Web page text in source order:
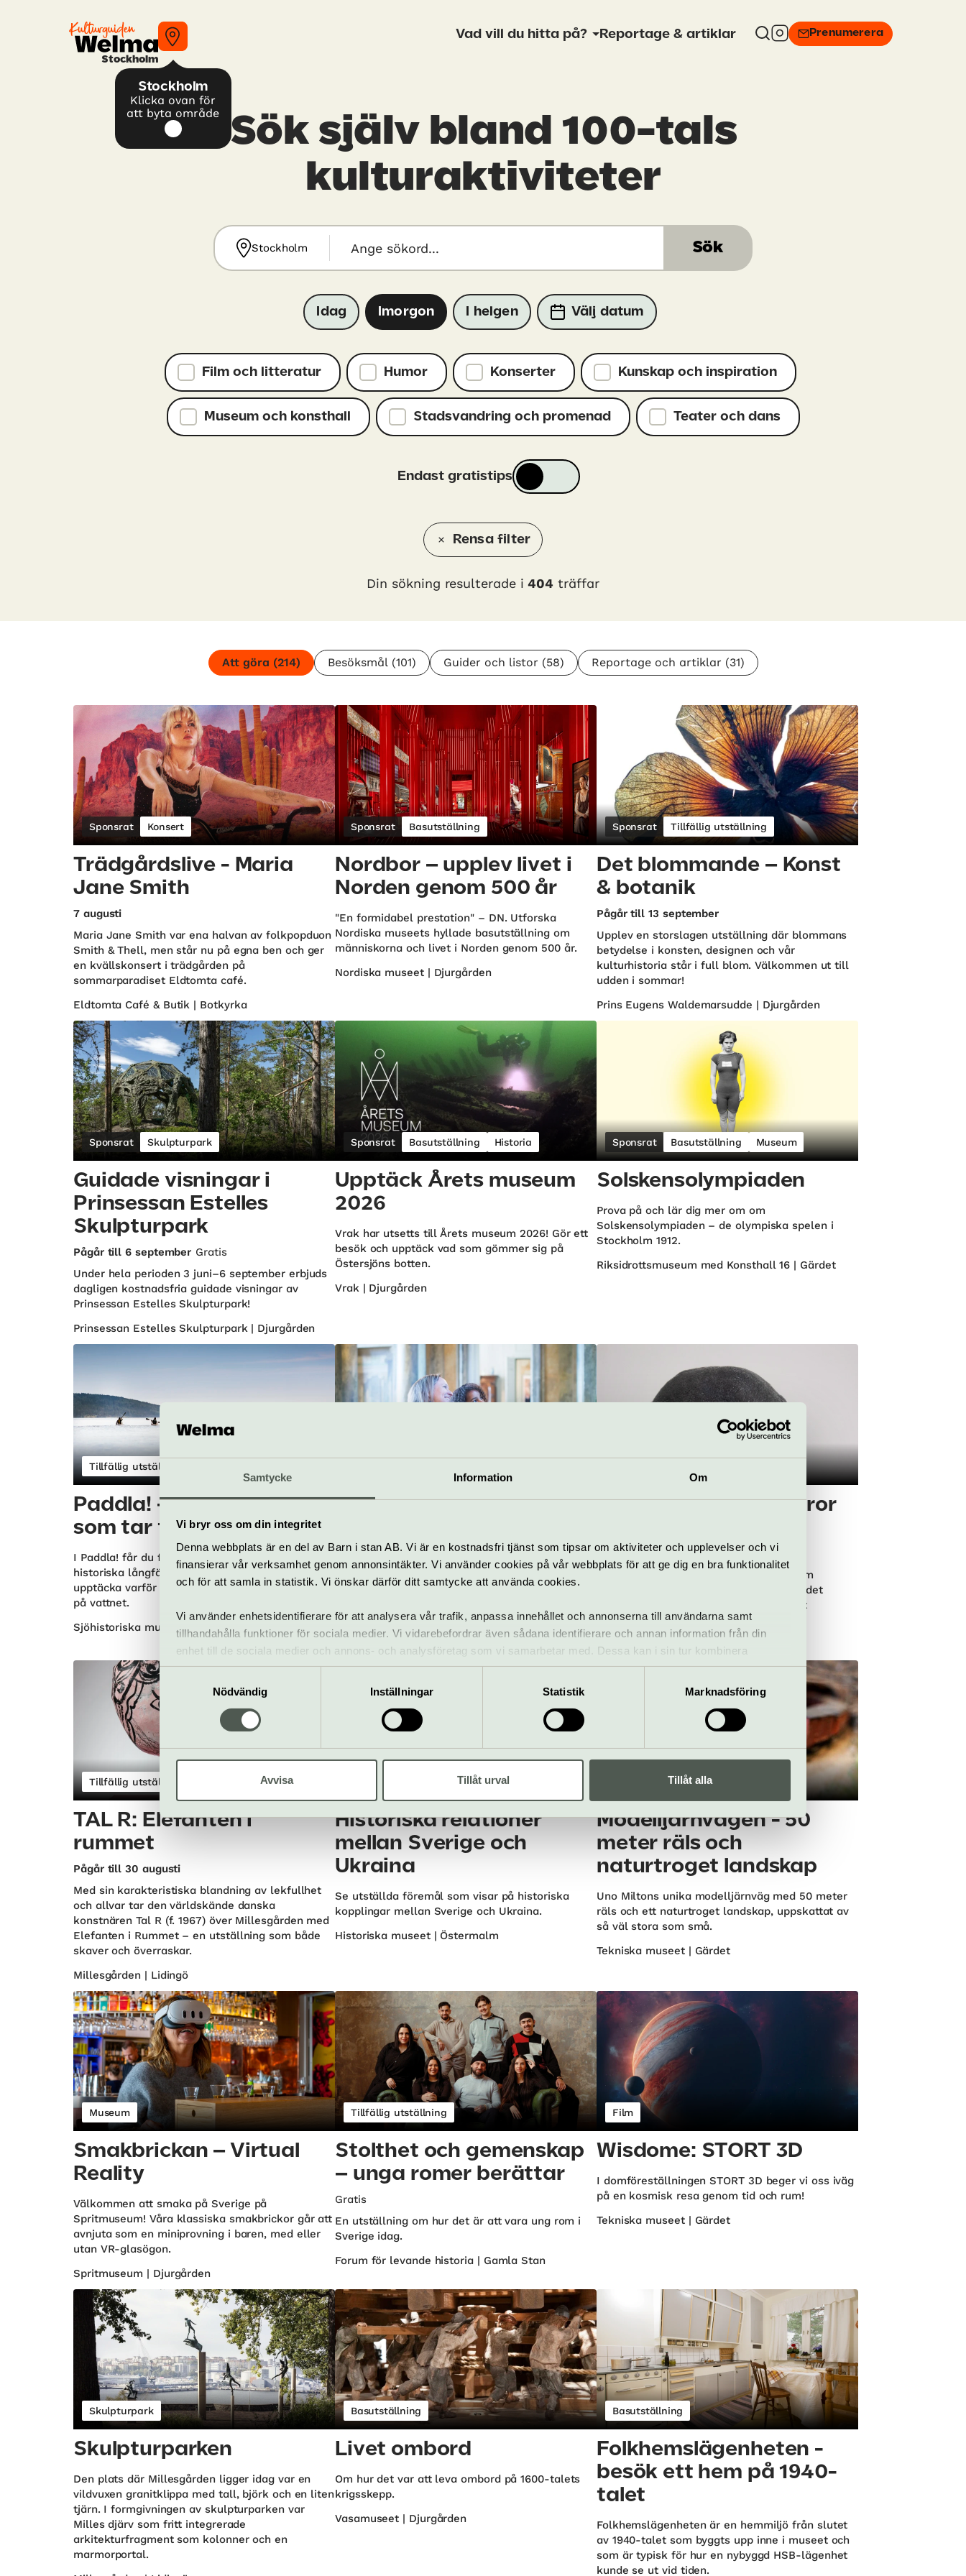
Samtycke Information Om
Vi bryr oss om din integritet
Denna webbplats är en del av Barn i stan AB. Vi är en kostnadsfri tjänst som tipsar om aktiviteter och upplevelser och vi
finansierar vår verksamhet genom annonsintäkter. Vi använder cookies på vår webbplats för att ge dig en bra funktionalitet
och för att samla in statistik. Vi önskar därför ditt samtycke att använda cookies.
Vi använder enhetsidentifierare för att analysera vår trafik, anpassa innehållet och annonserna till användarna samt
tillhandahålla funktioner för sociala medier. Vi vidarebefordrar även sådana identifierare och annan information från din
enhet till de sociala medier och annons- och analysföretag som vi samarbetar med. Dessa kan i sin tur kombinera
informationen med annan information som du har tillhandahållit eller som de har samlat in när du har använt deras tjänster.
Samtyckesval
Nödvändig
Inställningar Statistik Marknadsföring
Avvisa Tillåt urval Tillåt alla
Stockholm
Stockholm
Klicka ovan för
att byta område
Vad vill du hitta på? Reportage & artiklar Prenumerera
Sök själv bland 100-tals
kulturaktiviteter
Stockholm Sök
Idag Imorgon I helgen Välj datum
Film och litteratur Humor Konserter Kunskap och inspiration
Museum och konsthall Stadsvandring och promenad Teater och dans
Endast gratistips
Rensa filter
Din sökning resulterade i404 träffar
Att göra (214) Besöksmål (101) Guider och listor (58) Reportage och artiklar (31)
Sponsrat Konsert
Trädgårdslive - Maria
Jane Smith
7 augusti
Maria Jane Smith var ena halvan av folkpopduon
Smith & Thell, men står nu på egna ben och ger
en kvällskonsert i trädgården på
sommarparadiset Eldtomta café.
Eldtomta Café & Butik | Botkyrka
Sponsrat Basutställning
Nordbor – upplev livet i
Norden genom 500 år
"En formidabel prestation" – DN. Utforska
Nordiska museets hyllade basutställning om
människorna och livet i Norden genom 500 år.
Nordiska museet | Djurgården
Sponsrat Tillfällig utställning
Det blommande – Konst
& botanik
Pågår till 13 september
Upplev en storslagen utställning där blommans
betydelse i konsten, designen och vår
kulturhistoria står i full blom. Välkommen ut till
udden i sommar!
Prins Eugens Waldemarsudde | Djurgården
Sponsrat Skulpturpark
Guidade visningar i
Prinsessan Estelles
Skulpturpark
Pågår till 6 september Gratis
Under hela perioden 3 juni–6 september erbjuds
dagligen kostnadsfria guidade visningar av
Prinsessan Estelles Skulpturpark!
Prinsessan Estelles Skulpturpark | Djurgården
Sponsrat Basutställning Historia
Upptäck Årets museum
2026
Vrak har utsetts till Årets museum 2026! Gör ett
besök och upptäck vad som gömmer sig på
Östersjöns botten.
Vrak | Djurgården
Sponsrat Basutställning Museum
Solskensolympiaden
Prova på och lär dig mer om om
Solskensolympiaden – de olympiska spelen i
Stockholm 1912.
Riksidrottsmuseum med Konsthall 16 | Gärdet
Tillfällig utställning
Paddla! - en utställning
som tar tag
I Paddla! får du följa paddlingens spår – från
historiska långfärder till dagens friluftsliv, och
upptäcka varför människor ständigt söker sig ut
på vattnet.
Sjöhistoriska museet | Gärdet
Guidade visningar på
Pågår till 31 augusti
Följ med kunniga guider på en slottsvandring
genom paradrummen på Kungliga slottet!
Kungliga slottet | Gamla Stan
Chiara Bugatti – Horror
Pågår till 4 oktober
Bugatti undersöker materialiteten genom
interventioner som sträcker sig bortom det
skulpturala objektet och rör sig mot det
performativa.
Marabouparken | Sundbyberg
Tillfällig utställning
TAL R: Elefanten i
rummet
Pågår till 30 augusti
Med sin karakteristiska blandning av lekfullhet
och allvar tar den världskände danska
konstnären Tal R (f. 1967) över Millesgården med
Elefanten i Rummet – en utställning som både
skaver och överraskar.
Millesgården | Lidingö
Historiska relationer
mellan Sverige och
Ukraina
Se utställda föremål som visar på historiska
kopplingar mellan Sverige och Ukraina.
Historiska museet | Östermalm
Basutställning
Modelljärnvägen - 50
meter räls och
naturtroget landskap
Uno Miltons unika modelljärnväg med 50 meter
räls och ett naturtroget landskap, uppskattat av
så väl stora som små.
Tekniska museet | Gärdet
Museum
Smakbrickan – Virtual
Reality
Välkommen att smaka på Sverige på
Spritmuseum! Våra klassiska smakbrickor går att
avnjuta som en miniprovning i baren, med eller
utan VR-glasögon.
Spritmuseum | Djurgården
Tillfällig utställning
Stolthet och gemenskap
– unga romer berättar
Gratis
En utställning om hur det är att vara ung rom i
Sverige idag.
Forum för levande historia | Gamla Stan
Film
Wisdome: STORT 3D
I domföreställningen STORT 3D beger vi oss iväg
på en kosmisk resa genom tid och rum!
Tekniska museet | Gärdet
Skulpturpark
Skulpturparken
Den plats där Millesgården ligger idag var en
vildvuxen granitklippa med tall, björk och en liten
tjärn. I formgivningen av skulpturparken var
Milles djärv som fritt integrerade
arkitekturfragment som kolonner och en
marmorportal.
Basutställning
Livet ombord
Om hur det var att leva ombord på 1600-talets
krigsskepp.
Vasamuseet | Djurgården
Basutställning
Folkhemslägenheten -
besök ett hem på 1940-
talet
Folkhemslägenheten är en hemmiljö från slutet
av 1940-talet som byggts upp inne i museet och
som är typisk för hur en nybyggd HSB-lägenhet
kunde se ut vid tiden.